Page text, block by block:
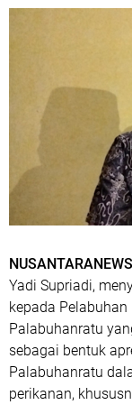
Yadi Supriadi,
kepada
Palabuhanratu
sebagai bentuk
Palabuhanratu
perikanan,